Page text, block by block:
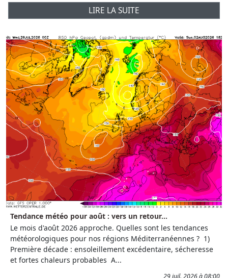
LIRE LA SUITE
Tendance météo pour août : vers un retour...
Le mois d'août 2026 approche. Quelles sont les tendances
météorologiques pour nos régions Méditerranéennes ? 1)
Première décade : ensoleillement excédentaire, sécheresse
et fortes chaleurs probables A...
29 juil. 2026 à 08:00